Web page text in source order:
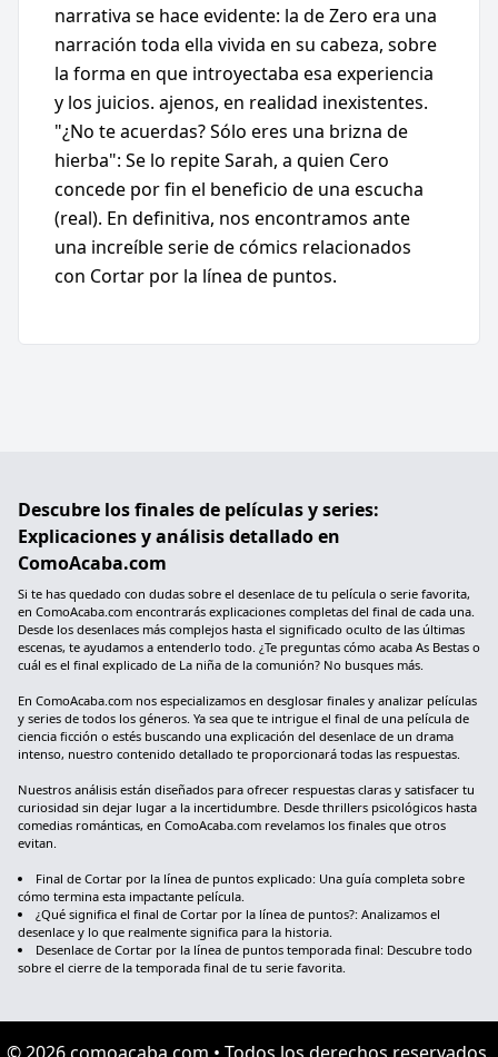
narrativa se hace evidente: la de Zero era una
narración toda ella vivida en su cabeza, sobre
la forma en que introyectaba esa experiencia
y los juicios. ajenos, en realidad inexistentes.
"¿No te acuerdas? Sólo eres una brizna de
hierba": Se lo repite Sarah, a quien Cero
concede por fin el beneficio de una escucha
(real). En definitiva, nos encontramos ante
una increíble serie de cómics relacionados
con Cortar por la línea de puntos.
Descubre los finales de películas y series:
Explicaciones y análisis detallado en
ComoAcaba.com
Si te has quedado con dudas sobre el desenlace de tu película o serie favorita,
en ComoAcaba.com encontrarás explicaciones completas del final de cada una.
Desde los desenlaces más complejos hasta el significado oculto de las últimas
escenas, te ayudamos a entenderlo todo. ¿Te preguntas cómo acaba As Bestas o
cuál es el final explicado de La niña de la comunión? No busques más.
En ComoAcaba.com nos especializamos en desglosar finales y analizar películas
y series de todos los géneros. Ya sea que te intrigue el final de una película de
ciencia ficción o estés buscando una explicación del desenlace de un drama
intenso, nuestro contenido detallado te proporcionará todas las respuestas.
Nuestros análisis están diseñados para ofrecer respuestas claras y satisfacer tu
curiosidad sin dejar lugar a la incertidumbre. Desde thrillers psicológicos hasta
comedias románticas, en ComoAcaba.com revelamos los finales que otros
evitan.
Final de Cortar por la línea de puntos explicado: Una guía completa sobre
cómo termina esta impactante película.
¿Qué significa el final de Cortar por la línea de puntos?: Analizamos el
desenlace y lo que realmente significa para la historia.
Desenlace de Cortar por la línea de puntos temporada final: Descubre todo
sobre el cierre de la temporada final de tu serie favorita.